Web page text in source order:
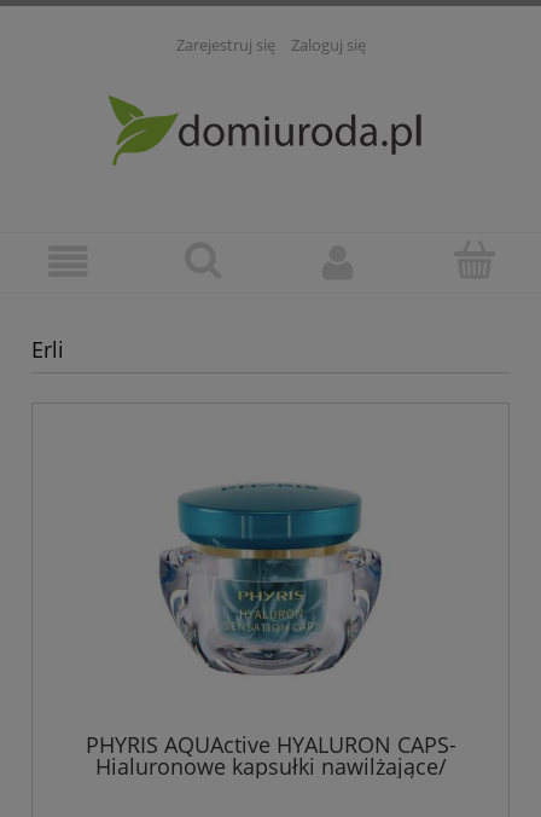
Zarejestruj się Zaloguj się
Erli
PHYRIS AQUActive HYALURON CAPS-
Hialuronowe kapsułki nawilżające/
wypełniacz zmarszczek 32 szt